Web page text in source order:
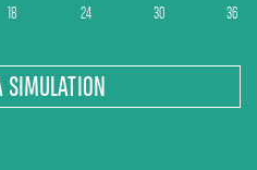
18 24 30 36